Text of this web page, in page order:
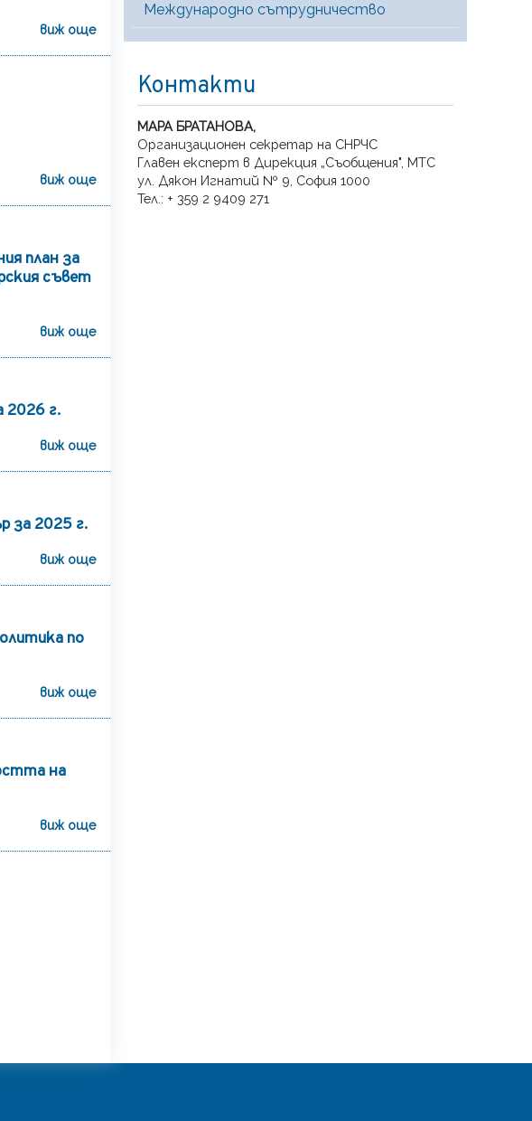
виж още
виж още
план за
съвет
виж още
2026 г.
виж още
за 2025 г.
виж още
по
виж още
на
виж още
Международно сътрудничество
Контакти
МАРА БРАТАНОВА,
Организационен секретар на СНРЧС
Главен експерт в Дирекция „Съобщения", МТС
ул. Дякон Игнатий № 9, София 1000
Тел.: + 359 2 9409 271